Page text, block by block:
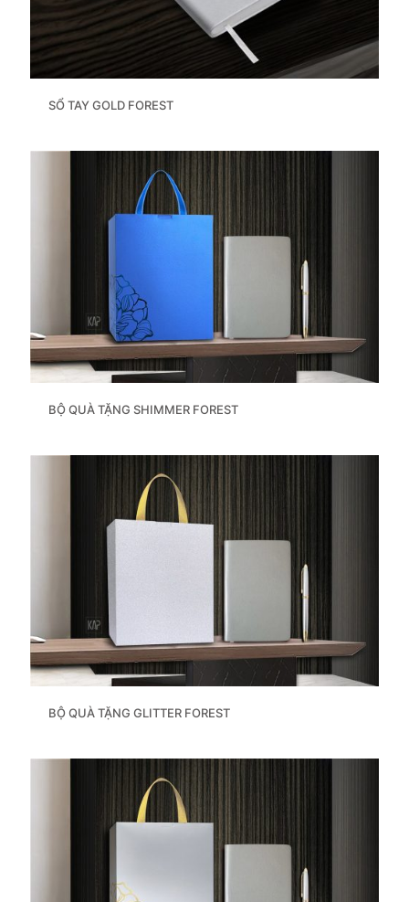
SỔ TAY GOLD FOREST
BỘ QUÀ TẶNG SHIMMER FOREST
BỘ QUÀ TẶNG GLITTER FOREST